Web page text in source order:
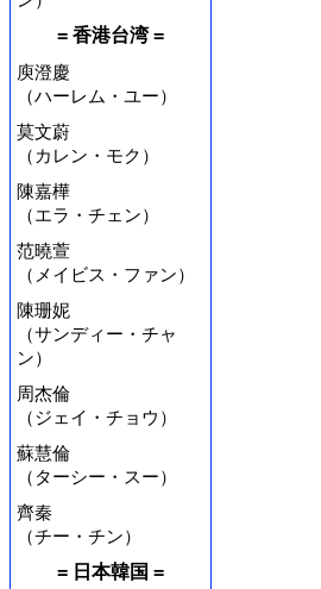
= 香港台湾 =
庾澄慶
（ハーレム・ユー）
莫文蔚
（カレン・モク）
陳嘉樺
（エラ・チェン）
范曉萱
（メイビス・ファン）
陳珊妮
（サンディー・チャ
ン）
周杰倫
（ジェイ・チョウ）
蘇慧倫
（ターシー・スー）
齊秦
（チー・チン）
= 日本韓国 =